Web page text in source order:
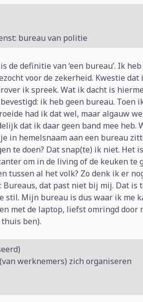
bureau van politie
de definitie van ‘een bureau’. Ik
voor de zekerheid. Kwestie dat
ik spreek. Wat ik dacht is
ik heb geen bureau. Toen
had ik dat wel, maar algauw
dat ik daar geen band mee heb.
in hemelsnaam aan een bureau
te doen? Dat snap(te) ik niet. Het
om in de living of de keuken te
tussen al het volk? Zo denk ik er
Bureaus, dat past niet bij mij. Dat is
stil. Mijn bureau is dus waar ik me
met de laptop, liefst omringd door
ben).
werknemers) zich organiseren